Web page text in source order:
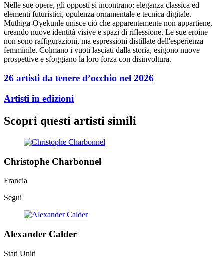
Nelle sue opere, gli opposti si incontrano: eleganza classica ed
elementi futuristici, opulenza ornamentale e tecnica digitale.
Muthiga-Oyekunle unisce ciò che apparentemente non appartiene,
creando nuove identità visive e spazi di riflessione. Le sue eroine
non sono raffigurazioni, ma espressioni distillate dell'esperienza
femminile. Colmano i vuoti lasciati dalla storia, esigono nuove
prospettive e sfoggiano la loro forza con disinvoltura.
26 artisti da tenere d’occhio nel 2026
Artisti in edizioni
Scopri questi artisti simili
Christophe Charbonnel
Francia
Segui
Alexander Calder
Stati Uniti